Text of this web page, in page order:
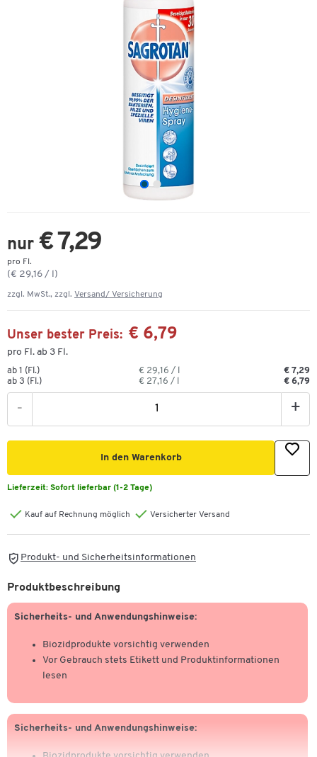
nur € 7,29
pro Fl.
(€ 29,16 / l)
zzgl. MwSt., zzgl. Versand/ Versicherung
Unser bester Preis: € 6,79
pro Fl. ab 3 Fl.
ab 1 (Fl.) € 29,16 / l
€ 7,29
ab 3 (Fl.)
€ 27,16 / l € 6,79
- +
In den Warenkorb
Lieferzeit: Sofort lieferbar (1-2 Tage)
Kauf auf Rechnung möglich Versicherter Versand
Produkt- und Sicherheitsinformationen
Produktbeschreibung
Sicherheits- und Anwendungshinweise:
Biozidprodukte vorsichtig verwenden
Vor Gebrauch stets Etikett und Produktinformationen
lesen
Sicherheits- und Anwendungshinweise: